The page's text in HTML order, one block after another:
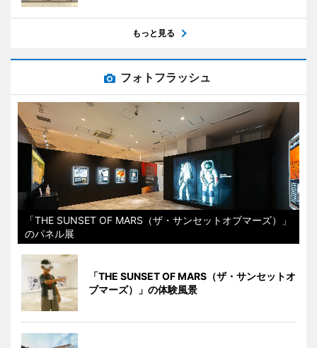
もっと見る
フォトフラッシュ
「THE SUNSET OF MARS（ザ・サンセットオブマーズ）」
のパネル展
「THE SUNSET OF MARS（ザ・サンセットオ
ブマーズ）」の体験風景